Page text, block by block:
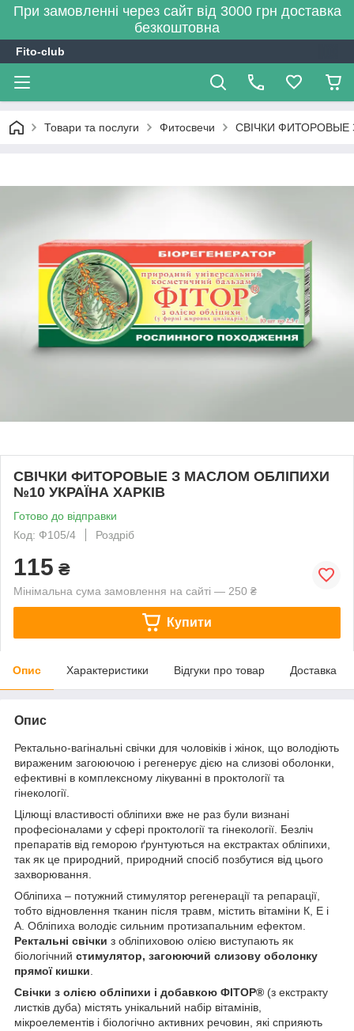
При замовленні через сайт від 3000 грн доставка
безкоштовна
Fito-club
Товари та послуги Фитосвечи СВІЧКИ ФИТОРОВЫЕ
СВІЧКИ ФИТОРОВЫЕ З МАСЛОМ ОБЛІПИХИ
№10 УКРАЇНА ХАРКІВ
Готово до відправки
Код: Ф105/4
Роздріб
115 ₴
Мінімальна сума замовлення на сайті — 250 ₴
Купити
Опис Характеристики Відгуки про товар Доставка
Опис
Ректально-вагінальні свічки для чоловіків і жінок, що володіють
вираженим загоюючою і регенерує дією на слизові оболонки,
ефективні в комплексному лікуванні в проктології та
гінекології.
Цілющі властивості обліпихи вже не раз були визнані
професіоналами у сфері проктології та гінекології. Безліч
препаратів від геморою ґрунтуються на екстрактах обліпихи,
так як це природний, природний спосіб позбутися від цього
захворювання.
Обліпиха – потужний стимулятор регенерації та репарації,
тобто відновлення тканин після травм, містить вітаміни К, Е і
А. Обліпиха володіє сильним протизапальним ефектом.
Ректальні свічки з обліпиховою олією виступають як
біологічний стимулятор, загоюючий слизову оболонку
прямої кишки
Свічки з олією обліпихи і добавкою ФІТОР® (з екстракту
листків дуба) містять унікальний набір вітамінів,
мікроелементів і біологічно активних речовин, які сприяють